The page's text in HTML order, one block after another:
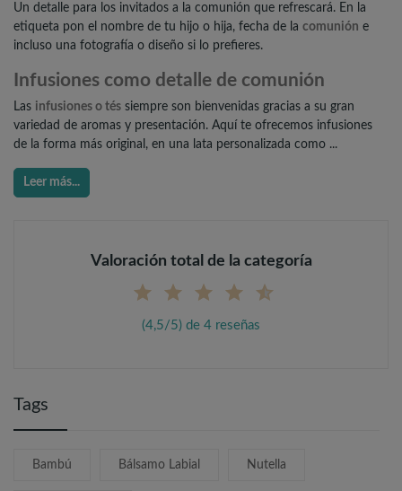
Tags
Bambú Bálsamo Labial Nutella
Un detalle para los invitados a la comunión que refrescará. En la
etiqueta pon el nombre de tu hijo o hija, fecha de la comunión e
incluso una fotografía o diseño si lo prefieres.
Infusiones como detalle de comunión
Las infusiones o tés siempre son bienvenidas gracias a su gran
variedad de aromas y presentación. Aquí te ofrecemos infusiones
de la forma más original, en una lata personalizada como ...
Leer más...
Valoración total de la categoría
(4,5/5) de 4 reseñas